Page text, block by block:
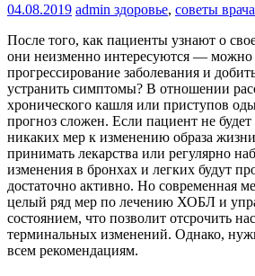
04.08.2019 admin здоровье, советы врача
После того, как пациенты узнают о
они неизменно интересуются — можно
прогрессирование заболевания и
устранить симптомы? В отношении
хронического кашля или приступов
прогноз сложен. Если пациент не
никаких мер к изменению образа
принимать лекарства или регулярно
изменения в бронхах и легких будут
достаточно активно. Но современная
целый ряд мер по лечению ХОБЛ и
состоянием, что позволит отсрочить
терминальных изменений. Однако,
всем рекомендациям.